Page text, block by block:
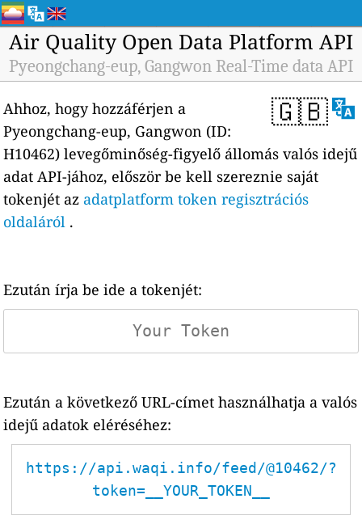
Air Quality Open Data Platform API
Pyeongchang-eup, Gangwon Real-Time data API
🇬🇧
Ahhoz, hogy hozzáférjen a
Pyeongchang-eup, Gangwon (ID:
H10462) levegőminőség-figyelő állomás valós idejű
adat API-jához, először be kell szereznie saját
tokenjét az adatplatform token regisztrációs
oldaláról .
Ezután írja be ide a tokenjét:
Ezután a következő URL-címet használhatja a valós
idejű adatok eléréséhez:
https://api.waqi.info/feed/@10462/?
token=__YOUR_TOKEN__